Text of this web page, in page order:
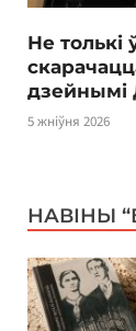
Не толькі
5 жніўня 2026
НАВІНЫ